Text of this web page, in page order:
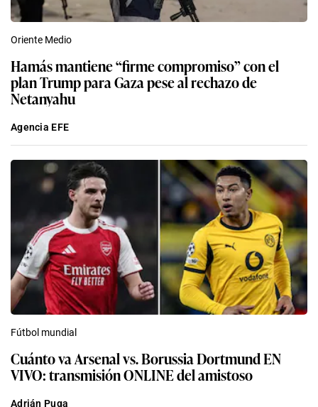
Oriente Medio
Hamás mantiene “firme compromiso” con el
plan Trump para Gaza pese al rechazo de
Netanyahu
Agencia EFE
Fútbol mundial
Cuánto va Arsenal vs. Borussia Dortmund EN
VIVO: transmisión ONLINE del amistoso
Adrián Puga